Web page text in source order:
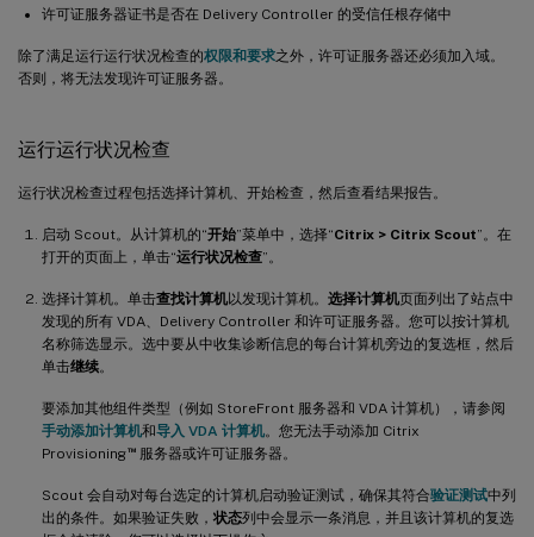
许可证服务器证书是否在 Delivery Controller 的受信任根存储中
除了满足运行运行状况检查的权限和要求之外，许可证服务器还必须加入域。
否则，将无法发现许可证服务器。
运行运行状况检查
运行状况检查过程包括选择计算机、开始检查，然后查看结果报告。
启动 Scout。从计算机的“开始”菜单中，选择“Citrix > Citrix Scout”。在
打开的页面上，单击“运行状况检查”。
选择计算机。单击查找计算机以发现计算机。 选择计算机页面列出了站点中
发现的所有 VDA、Delivery Controller 和许可证服务器。您可以按计算机
名称筛选显示。选中要从中收集诊断信息的每台计算机旁边的复选框，然后
单击继续。
要添加其他组件类型（例如 StoreFront 服务器和 VDA 计算机），请参阅
手动添加计算机和导入 VDA 计算机。您无法手动添加 Citrix
Provisioning™服务器或许可证服务器。
Scout 会自动对每台选定的计算机启动验证测试，确保其符合验证测试中列
出的条件。如果验证失败， 状态列中会显示一条消息，并且该计算机的复选